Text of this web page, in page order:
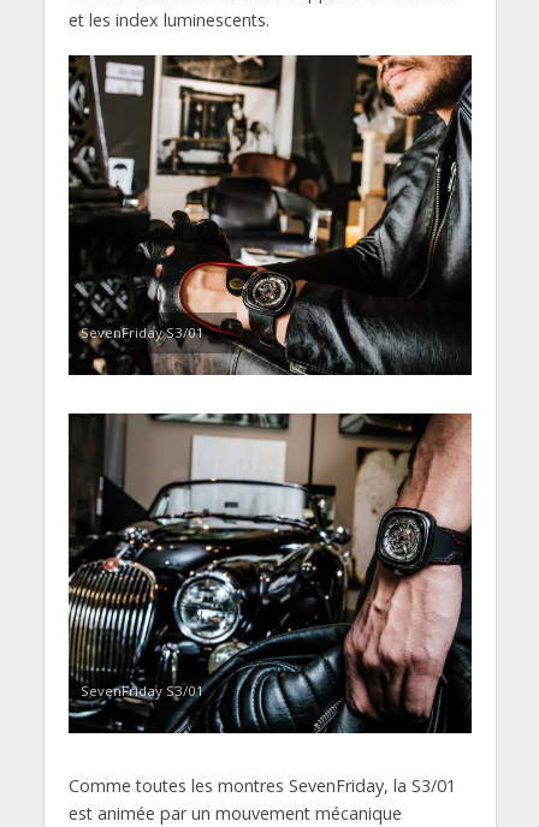
et les index luminescents.
SevenFriday S3/01
SevenFriday S3/01
Comme toutes les montres SevenFriday, la S3/01
est animée par un mouvement mécanique